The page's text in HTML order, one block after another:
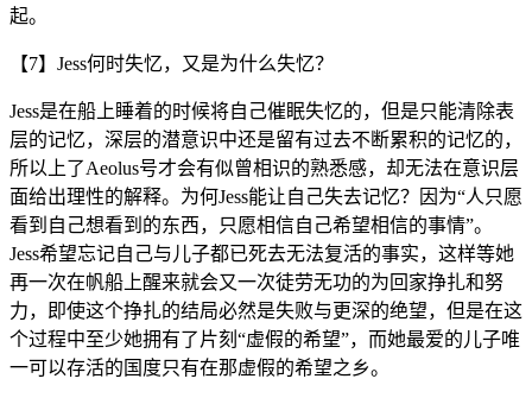
起。
【7】Jess何时失忆，又是为什么失忆？
Jess是在船上睡着的时候将自己催眠失忆的，但是只能清除表
层的记忆，深层的潜意识中还是留有过去不断累积的记忆的，
所以上了Aeolus号才会有似曾相识的熟悉感，却无法在意识层
面给出理性的解释。为何Jess能让自己失去记忆？因为“人只愿
看到自己想看到的东西，只愿相信自己希望相信的事情”。
Jess希望忘记自己与儿子都已死去无法复活的事实，这样等她
再一次在帆船上醒来就会又一次徒劳无功的为回家挣扎和努
力，即使这个挣扎的结局必然是失败与更深的绝望，但是在这
个过程中至少她拥有了片刻“虚假的希望”，而她最爱的儿子唯
一可以存活的国度只有在那虚假的希望之乡。